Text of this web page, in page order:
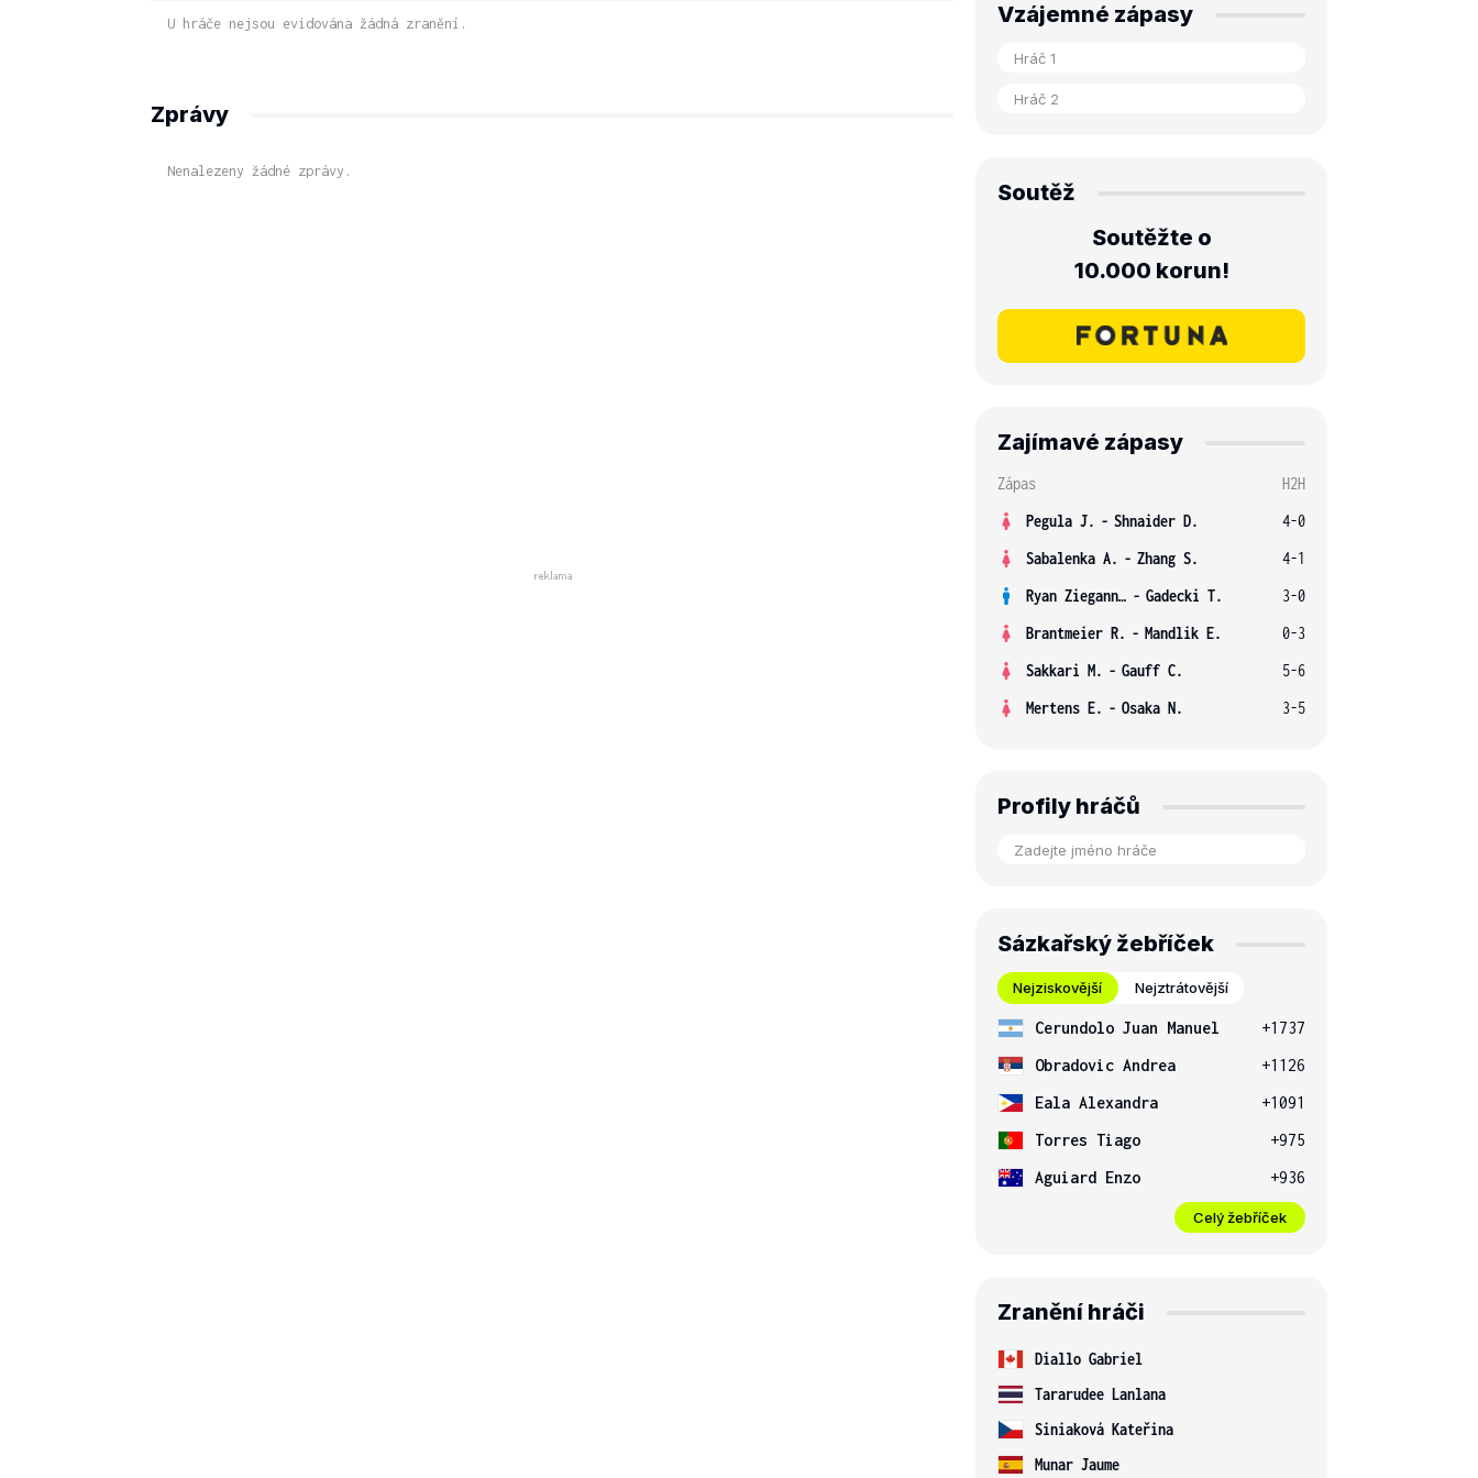
U hráče nejsou evidována žádná zranění.
Zprávy
Nenalezeny žádné zprávy.
Vzájemné zápasy
Soutěž
Soutěžte o
10.000 korun!
Zajímavé zápasy
Zápas
H2H
Pegula J. - Shnaider D.
4-0
Sabalenka A. - Zhang S.
4-1
Ryan Ziegann S. - Gadecki T.
3-0
Brantmeier R. - Mandlik E.
0-3
Sakkari M. - Gauff C.
5-6
Mertens E. - Osaka N. 3-5
Profily hráčů
Sázkařský žebříček
Nejziskovější Nejztrátovější
Cerundolo Juan Manuel
+1737
Obradovic Andrea
+1126
Eala Alexandra
+1091
Torres Tiago
+975
Aguiard Enzo
+936
Celý žebříček
Zranění hráči
Diallo Gabriel
Tararudee Lanlana
Siniaková Kateřina
Munar Jaume